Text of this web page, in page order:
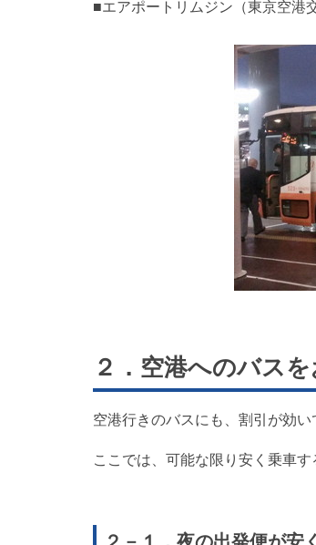
■エアポートリムジン（東京空港
２．空港へのバス
空港行きのバスにも、割引が効い
ここでは、可能な限り安く乗車
２－１．夜の出発便が安